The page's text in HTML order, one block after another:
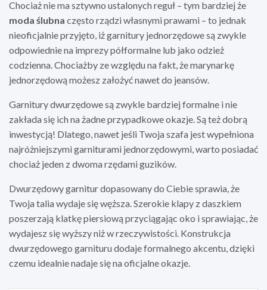
Chociaż nie ma sztywno ustalonych reguł – tym bardziej że
moda ślubna często rządzi własnymi prawami – to jednak
nieoficjalnie przyjęto, iż garnitury jednorzędowe są zwykle
odpowiednie na imprezy półformalne lub jako odzież
codzienna. Chociażby ze względu na fakt, że marynarkę
jednorzędową możesz założyć nawet do jeansów.
Garnitury dwurzędowe są zwykle bardziej formalne i nie
zakłada się ich na żadne przypadkowe okazje. Są też dobrą
inwestycją! Dlatego, nawet jeśli Twoja szafa jest wypełniona
najróżniejszymi garniturami jednorzędowymi, warto posiadać
chociaż jeden z dwoma rzędami guzików.
Dwurzędowy garnitur dopasowany do Ciebie sprawia, że ​​
Twoja talia wydaje się węższa. Szerokie klapy z daszkiem
poszerzają klatkę piersiową przyciągając oko i sprawiając, że
wydajesz się wyższy niż w rzeczywistości. Konstrukcja
dwurzędowego garnituru dodaje formalnego akcentu, dzięki
czemu idealnie nadaje się na oficjalne okazje.